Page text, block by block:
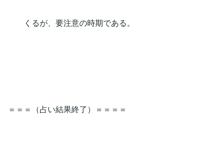
くるが、要注意の時期である。
＝＝＝（占い結果終了）＝＝＝＝